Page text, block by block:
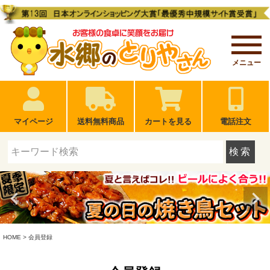
メニュー
マイページ 送料無料商品 カートを見る 電話注文
検索
HOME 会員登録